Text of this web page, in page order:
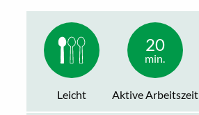
Leicht
20
min.
Aktive Arbeitszeit